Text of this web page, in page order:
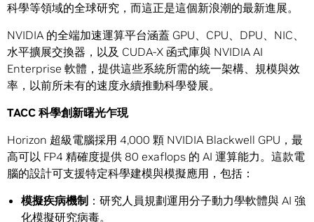
科學等領域的全球研究，而這正是這個新浪潮的最新進展。
NVIDIA 的全端加速運算平台涵蓋 GPU、CPU、DPU、NIC、
水平擴展交換器，以及 CUDA-X 函式庫與 NVIDIA AI
Enterprise 軟體，提供這些系統所需的統一架構、規模與效
率，以前所未有的速度永續推動科學發展。
TACC 科學創新曙光乍現
Horizon 超級電腦採用 4,000 顆 NVIDIA Blackwell GPU，最
高可以 FP4 精確度提供 80 exaflops 的 AI 運算能力。這款電
腦的設計可支援特定科學建模與模擬應用，包括：
模擬疾病機制 ：研究人員規劃運用分子動力學軟體與 AI 強
化模擬研究病毒。